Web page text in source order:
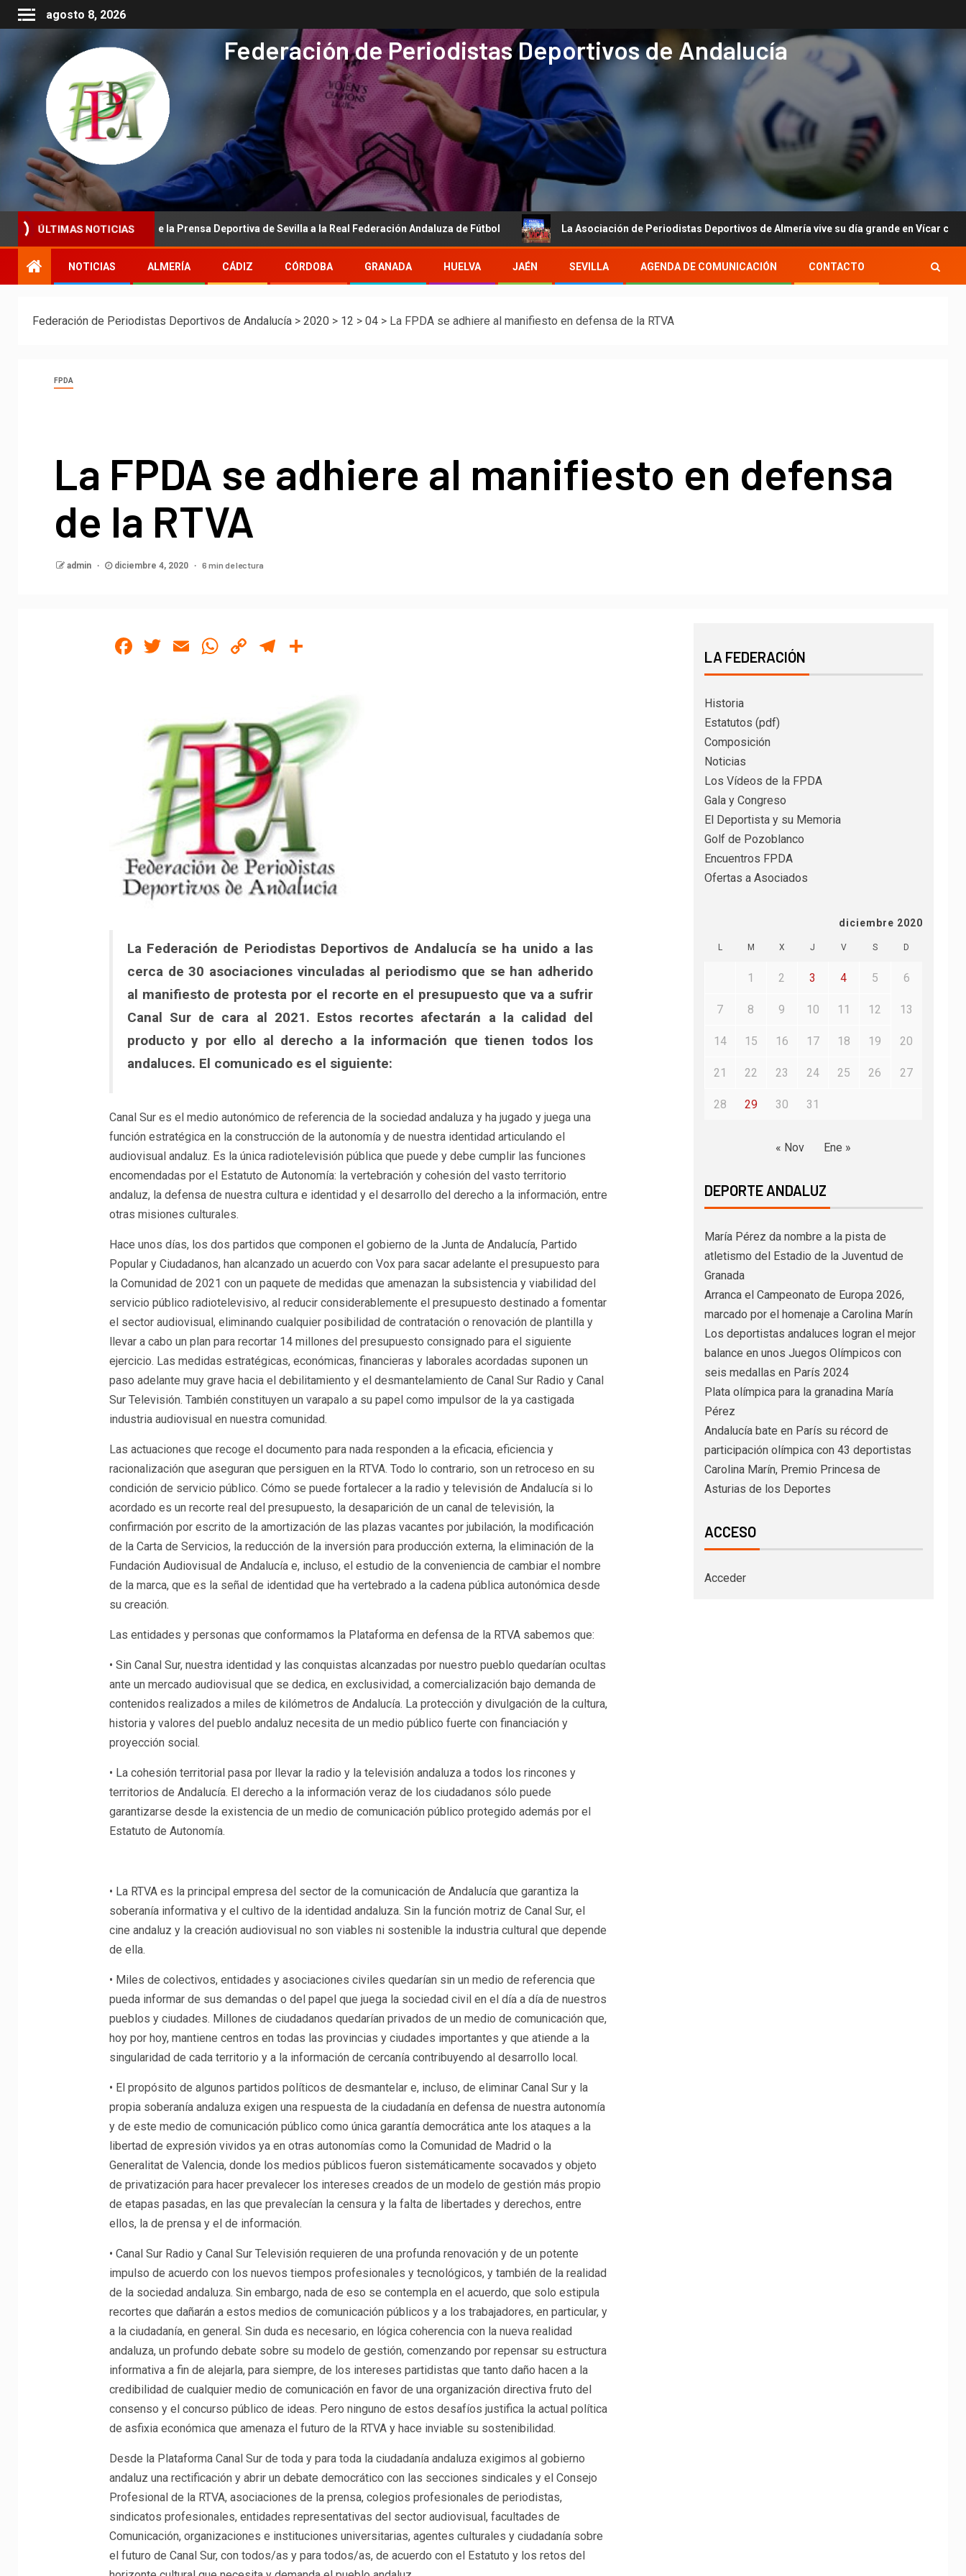
agosto 8, 2026
Federación de Periodistas Deportivos de Andalucía
ÚLTIMAS NOTICIAS
de la Asociación de la Prensa Deportiva de Sevilla a la Real Federación Andaluza de Fútbol La Asociación de Periodistas Deportivos de Almería vive su día grande en Vícar con su gala
NOTICIAS ALMERÍA CÁDIZ CÓRDOBA GRANADA HUELVA JAÉN SEVILLA AGENDA DE COMUNICACIÓN CONTACTO
Federación de Periodistas Deportivos de Andalucía > 2020 > 12 > 04 > La FPDA se adhiere al manifiesto en defensa de la RTVA
FPDA
La FPDA se adhiere al manifiesto en defensa
de la RTVA
admin diciembre 4, 2020 6 min de lectura
Facebook
Twitter
EmailWhatsApp
CopyTelegram
La Federación de Periodistas Deportivos de Andalucía se ha unido a las
cerca de 30 asociaciones vinculadas al periodismo que se han adherido
al manifiesto de protesta por el recorte en el presupuesto que va a sufrir
Canal Sur de cara al 2021. Estos recortes afectarán a la calidad del
producto y por ello al derecho a la información que tienen todos los
andaluces. El comunicado es el siguiente:
Canal Sur es el medio autonómico de referencia de la sociedad andaluza y ha jugado y juega una
función estratégica en la construcción de la autonomía y de nuestra identidad articulando el
audiovisual andaluz. Es la única radiotelevisión pública que puede y debe cumplir las funciones
encomendadas por el Estatuto de Autonomía: la vertebración y cohesión del vasto territorio
andaluz, la defensa de nuestra cultura e identidad y el desarrollo del derecho a la información, entre
otras misiones culturales.
Hace unos días, los dos partidos que componen el gobierno de la Junta de Andalucía, Partido
Popular y Ciudadanos, han alcanzado un acuerdo con Vox para sacar adelante el presupuesto para
la Comunidad de 2021 con un paquete de medidas que amenazan la subsistencia y viabilidad del
servicio público radiotelevisivo, al reducir considerablemente el presupuesto destinado a fomentar
el sector audiovisual, eliminando cualquier posibilidad de contratación o renovación de plantilla y
llevar a cabo un plan para recortar 14 millones del presupuesto consignado para el siguiente
ejercicio. Las medidas estratégicas, económicas, financieras y laborales acordadas suponen un
paso adelante muy grave hacia el debilitamiento y el desmantelamiento de Canal Sur Radio y Canal
Sur Televisión. También constituyen un varapalo a su papel como impulsor de la ya castigada
industria audiovisual en nuestra comunidad.
Las actuaciones que recoge el documento para nada responden a la eficacia, eficiencia y
racionalización que aseguran que persiguen en la RTVA. Todo lo contrario, son un retroceso en su
condición de servicio público. Cómo se puede fortalecer a la radio y televisión de Andalucía si lo
acordado es un recorte real del presupuesto, la desaparición de un canal de televisión, la
confirmación por escrito de la amortización de las plazas vacantes por jubilación, la modificación
de la Carta de Servicios, la reducción de la inversión para producción externa, la eliminación de la
Fundación Audiovisual de Andalucía e, incluso, el estudio de la conveniencia de cambiar el nombre
de la marca, que es la señal de identidad que ha vertebrado a la cadena pública autonómica desde
su creación.
Las entidades y personas que conformamos la Plataforma en defensa de la RTVA sabemos que:
• Sin Canal Sur, nuestra identidad y las conquistas alcanzadas por nuestro pueblo quedarían ocultas
ante un mercado audiovisual que se dedica, en exclusividad, a comercialización bajo demanda de
contenidos realizados a miles de kilómetros de Andalucía. La protección y divulgación de la cultura,
historia y valores del pueblo andaluz necesita de un medio público fuerte con financiación y
proyección social.
• La cohesión territorial pasa por llevar la radio y la televisión andaluza a todos los rincones y
territorios de Andalucía. El derecho a la información veraz de los ciudadanos sólo puede
garantizarse desde la existencia de un medio de comunicación público protegido además por el
Estatuto de Autonomía.
• La RTVA es la principal empresa del sector de la comunicación de Andalucía que garantiza la
soberanía informativa y el cultivo de la identidad andaluza. Sin la función motriz de Canal Sur, el
cine andaluz y la creación audiovisual no son viables ni sostenible la industria cultural que depende
de ella.
• Miles de colectivos, entidades y asociaciones civiles quedarían sin un medio de referencia que
pueda informar de sus demandas o del papel que juega la sociedad civil en el día a día de nuestros
pueblos y ciudades. Millones de ciudadanos quedarían privados de un medio de comunicación que,
hoy por hoy, mantiene centros en todas las provincias y ciudades importantes y que atiende a la
singularidad de cada territorio y a la información de cercanía contribuyendo al desarrollo local.
• El propósito de algunos partidos políticos de desmantelar e, incluso, de eliminar Canal Sur y la
propia soberanía andaluza exigen una respuesta de la ciudadanía en defensa de nuestra autonomía
y de este medio de comunicación público como única garantía democrática ante los ataques a la
libertad de expresión vividos ya en otras autonomías como la Comunidad de Madrid o la
Generalitat de Valencia, donde los medios públicos fueron sistemáticamente socavados y objeto
de privatización para hacer prevalecer los intereses creados de un modelo de gestión más propio
de etapas pasadas, en las que prevalecían la censura y la falta de libertades y derechos, entre
ellos, la de prensa y el de información.
• Canal Sur Radio y Canal Sur Televisión requieren de una profunda renovación y de un potente
impulso de acuerdo con los nuevos tiempos profesionales y tecnológicos, y también de la realidad
de la sociedad andaluza. Sin embargo, nada de eso se contempla en el acuerdo, que solo estipula
recortes que dañarán a estos medios de comunicación públicos y a los trabajadores, en particular, y
a la ciudadanía, en general. Sin duda es necesario, en lógica coherencia con la nueva realidad
andaluza, un profundo debate sobre su modelo de gestión, comenzando por repensar su estructura
informativa a fin de alejarla, para siempre, de los intereses partidistas que tanto daño hacen a la
credibilidad de cualquier medio de comunicación en favor de una organización directiva fruto del
consenso y el concurso público de ideas. Pero ninguno de estos desafíos justifica la actual política
de asfixia económica que amenaza el futuro de la RTVA y hace inviable su sostenibilidad.
Desde la Plataforma Canal Sur de toda y para toda la ciudadanía andaluza exigimos al gobierno
andaluz una rectificación y abrir un debate democrático con las secciones sindicales y el Consejo
Profesional de la RTVA, asociaciones de la prensa, colegios profesionales de periodistas,
sindicatos profesionales, entidades representativas del sector audiovisual, facultades de
Comunicación, organizaciones e instituciones universitarias, agentes culturales y ciudadanía sobre
el futuro de Canal Sur, con todos/as y para todos/as, de acuerdo con el Estatuto y los retos del
LA FEDERACIÓN
Historia
Estatutos (pdf)
Composición
Noticias
Los Vídeos de la FPDA
Gala y Congreso
El Deportista y su Memoria
Golf de Pozoblanco
Encuentros FPDA
Ofertas a Asociados
diciembre 2020
L M X J V S D
1 2 3 4 5 6
7 8 9 10 11 12 13
14 15 16 17 18 19 20
21 22 23 24 25 26 27
28 29 30 31
« Nov Ene »
DEPORTE ANDALUZ
María Pérez da nombre a la pista de
atletismo del Estadio de la Juventud de
Granada
Arranca el Campeonato de Europa 2026,
marcado por el homenaje a Carolina Marín
Los deportistas andaluces logran el mejor
balance en unos Juegos Olímpicos con
seis medallas en París 2024
Plata olímpica para la granadina María
Pérez
Andalucía bate en París su récord de
participación olímpica con 43 deportistas
Carolina Marín, Premio Princesa de
Asturias de los Deportes
ACCESO
Acceder